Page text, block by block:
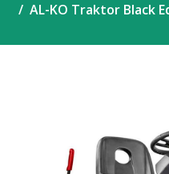
AL-KO Traktor Black